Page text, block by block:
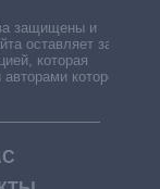
защищены и
оставляет за
которая
которой